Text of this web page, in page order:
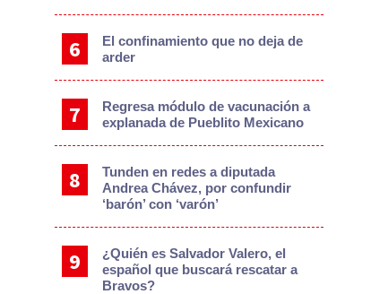
El confinamiento que no deja de
arder
Regresa módulo de vacunación a
explanada de Pueblito Mexicano
Tunden en redes a diputada
Andrea Chávez, por confundir
‘barón’ con ‘varón’
¿Quién es Salvador Valero, el
español que buscará rescatar a
Bravos?